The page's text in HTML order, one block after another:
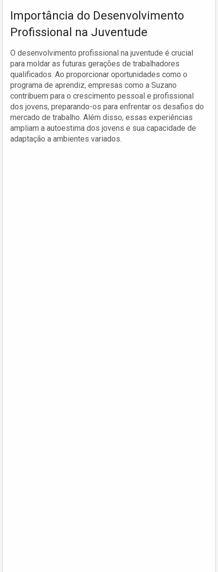
Importância do Desenvolvimento
Profissional na Juventude
O desenvolvimento profissional na juventude é crucial
para moldar as futuras gerações de trabalhadores
qualificados. Ao proporcionar oportunidades como o
programa de aprendiz, empresas como a Suzano
contribuem para o crescimento pessoal e profissional
dos jovens, preparando-os para enfrentar os desafios do
mercado de trabalho. Além disso, essas experiências
ampliam a autoestima dos jovens e sua capacidade de
adaptação a ambientes variados.